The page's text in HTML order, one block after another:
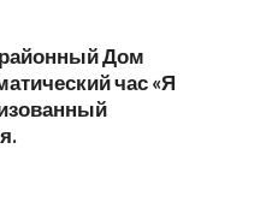
Дом
час «Я